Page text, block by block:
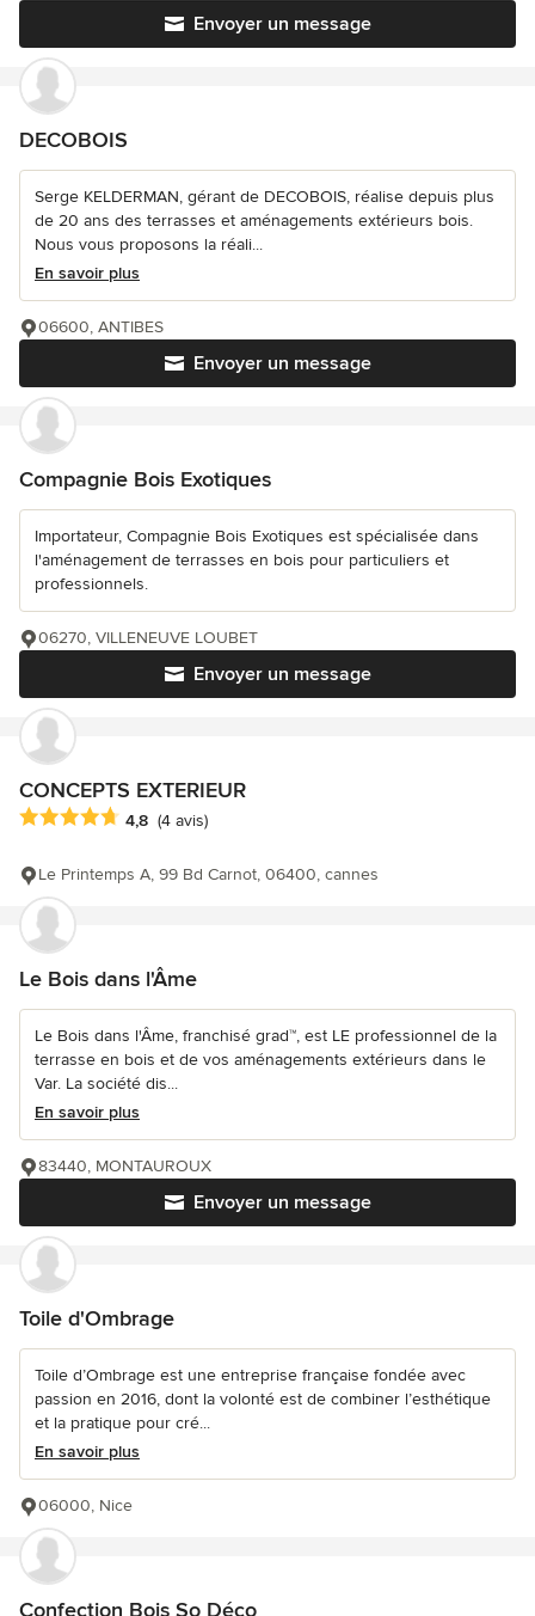
Envoyer un message
DECOBOIS
Serge KELDERMAN, gérant de DECOBOIS, réalise depuis plus
de 20 ans des terrasses et aménagements extérieurs bois.
Nous vous proposons la réali...
En savoir plus
Envoyer un message
06600, ANTIBES
Compagnie Bois Exotiques
Importateur, Compagnie Bois Exotiques est spécialisée dans
l'aménagement de terrasses en bois pour particuliers et
professionnels.
Envoyer un message
06270, VILLENEUVE LOUBET
CONCEPTS EXTERIEUR
Note moyenne : 4.8 étoiles sur 5
4,8 (4 avis)
Le Printemps A, 99 Bd Carnot, 06400, cannes
Le Bois dans l'Âme
Le Bois dans l'Âme, franchisé grad™, est LE professionnel de la
terrasse en bois et de vos aménagements extérieurs dans le
Var. La société dis...
En savoir plus
Envoyer un message
83440, MONTAUROUX
Toile d'Ombrage
Toile d’Ombrage est une entreprise française fondée avec
passion en 2016, dont la volonté est de combiner l’esthétique
et la pratique pour cré...
En savoir plus
06000, Nice
Confection Bois So Déco